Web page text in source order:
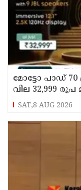
മോട്ടോ പാഡ് 70
വില 32,999
SAT,8 AUG 2026